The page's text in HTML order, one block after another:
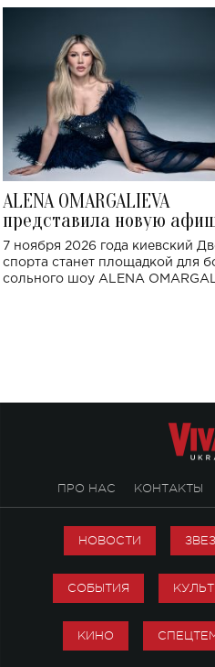
ALENA OMARGALIEVA
представила новую
большого концерта во
спорта
7 ноября 2026 года киевский
спорта станет площадкой для
сольного шоу ALENA
ПРО НАС КОНТАКТЫ
НОВОСТИ
СОБЫТИЯ
КИНО